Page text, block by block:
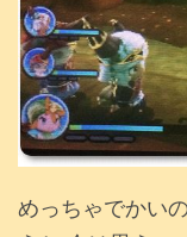
めっちゃでかい